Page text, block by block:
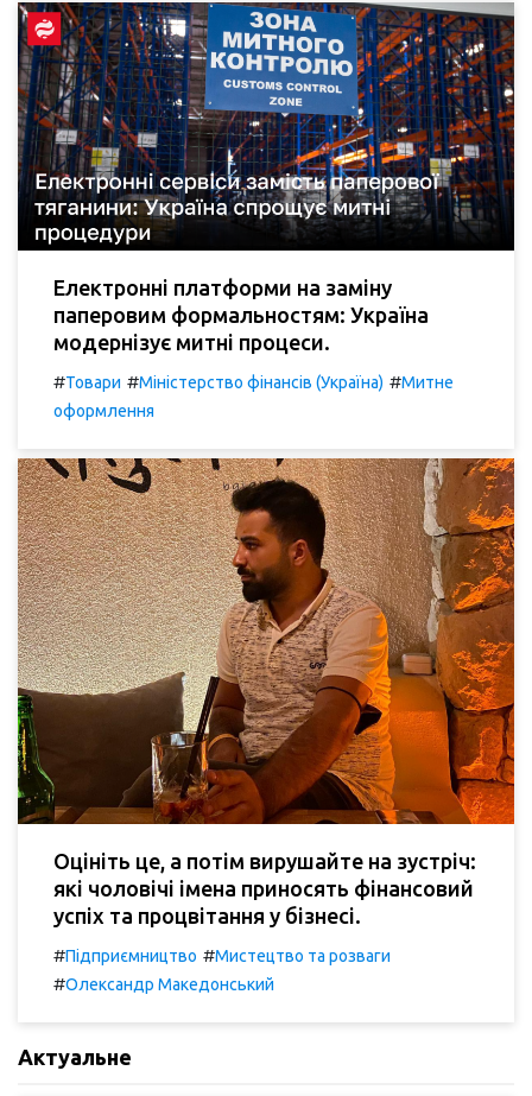
Електронні платформи на заміну
паперовим формальностям: Україна
модернізує митні процеси.
#Товари #Міністерство фінансів (Україна) #Митне
оформлення
Оцініть це, а потім вирушайте на зустріч:
які чоловічі імена приносять фінансовий
успіх та процвітання у бізнесі.
#Підприємництво #Мистецтво та розваги
#Олександр Македонський
Актуальне